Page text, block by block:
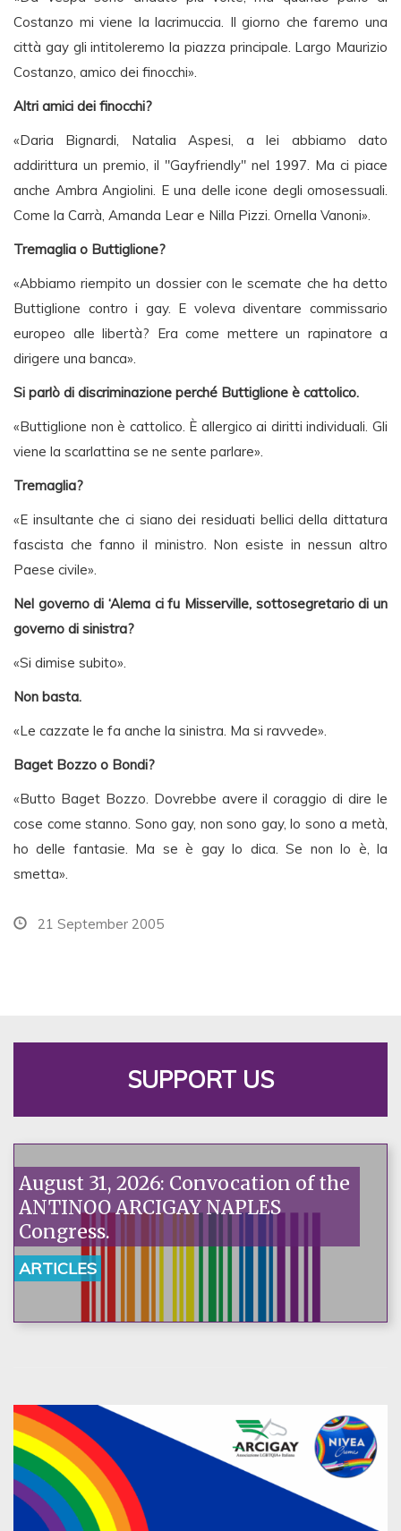
Costanzo mi viene la lacrimuccia. Il giorno che faremo una
città gay gli intitoleremo la piazza principale. Largo Maurizio
Costanzo, amico dei finocchi».
Altri amici dei finocchi?
«Daria Bignardi, Natalia Aspesi, a lei abbiamo dato
addirittura un premio, il "Gayfriendly" nel 1997. Ma ci piace
anche Ambra Angiolini. E una delle icone degli omosessuali.
Come la Carrà, Amanda Lear e Nilla Pizzi. Ornella Vanoni».
Tremaglia o Buttiglione?
«Abbiamo riempito un dossier con le scemate che ha detto
Buttiglione contro i gay. E voleva diventare commissario
europeo alle libertà? Era come mettere un rapinatore a
dirigere una banca».
Si parlò di discriminazione perché Buttiglione è cattolico.
«Buttiglione non è cattolico. È allergico ai diritti individuali. Gli
viene la scarlattina se ne sente parlare».
Tremaglia?
«E insultante che ci siano dei residuati bellici della dittatura
fascista che fanno il ministro. Non esiste in nessun altro
Paese civile».
Nel governo di ‘Alema ci fu Misserville, sottosegretario di un
governo di sinistra?
«Si dimise subito».
Non basta.
«Le cazzate le fa anche la sinistra. Ma si ravvede».
Baget Bozzo o Bondi?
«Butto Baget Bozzo. Dovrebbe avere il coraggio di dire le
cose come stanno. Sono gay, non sono gay, lo sono a metà,
ho delle fantasie. Ma se è gay lo dica. Se non lo è, la
smetta».
21 September 2005
SUPPORT US
August 31, 2026: Convocation of the
ANTINOO ARCIGAY NAPLES
Congress.
ARTICLES